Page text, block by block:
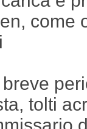
come
tolti